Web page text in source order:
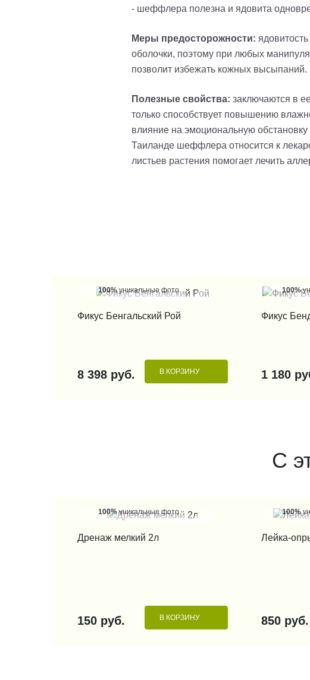
- шеффлера полезна и ядовита
Меры предосторожности:
оболочки, поэтому при любых
позволит избежать кожных высыпаний.
Полезные свойства: заключаются в
только способствует повышению
влияние на эмоциональную
Таиланде шеффлера относится к
листьев растения помогает лечить
100%уникальные фото
Фикус Бенгальский Рой
8 398 руб. В КОРЗИНУ
100%
Фикус
1 180
С
100%уникальные фото
Дренаж мелкий 2л
150 руб. В КОРЗИНУ
100%
Лейка-
850 руб.